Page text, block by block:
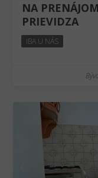
NA
PRIEVIDZA
IBA U NÁS